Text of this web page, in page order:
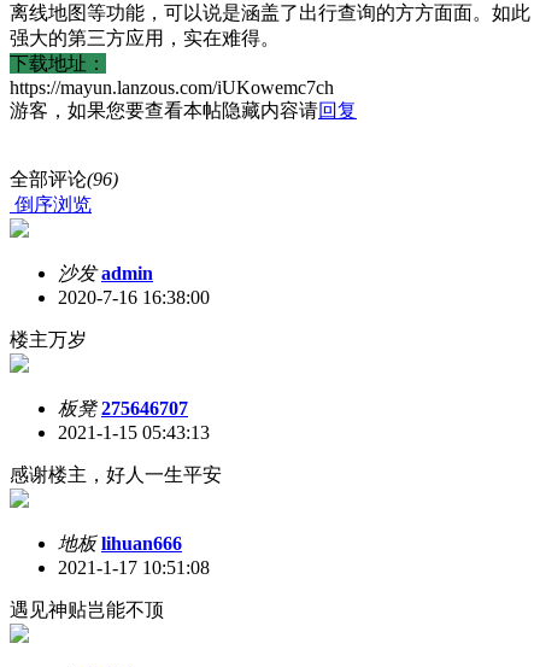
离线地图等功能，可以说是涵盖了出行查询的方方面面。如此
强大的第三方应用，实在难得。
下载地址：
https://mayun.lanzous.com/iUKowemc7ch
游客，如果您要查看本帖隐藏内容请回复
全部评论(96)
倒序浏览
沙发 admin
2020-7-16 16:38:00
楼主万岁
板凳 275646707
2021-1-15 05:43:13
感谢楼主，好人一生平安
地板 lihuan666
2021-1-17 10:51:08
遇见神贴岂能不顶